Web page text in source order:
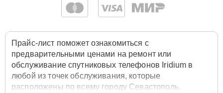
Прайс-лист поможет ознакомиться с
предварительными ценами на ремонт или
обслуживание спутниковых телефонов Iridium в
любой из точек обслуживания, которые
расположены по всему городу Севастополь.